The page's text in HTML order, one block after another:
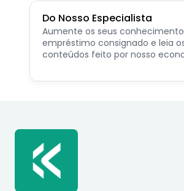
Do Nosso Especialista
Aumente os seus
empréstimo consignado e leia
conteúdos feito por nosso